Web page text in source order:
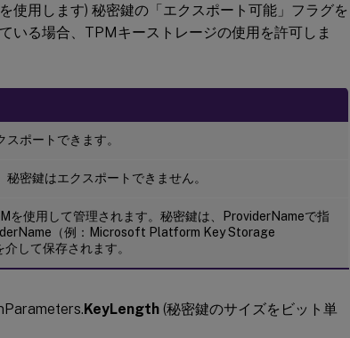
使用します) 秘密鍵の「エクスポート可能」フラグを
いる場合、TPMキーストレージの使用を許可しま
スポートできます。
秘密鍵はエクスポートできません。
を使用して管理されます。秘密鍵は、ProviderNameで指
（例：Microsoft Platform Key Storage
して保存されます。
KeyLength (秘密鍵のサイズをビット単